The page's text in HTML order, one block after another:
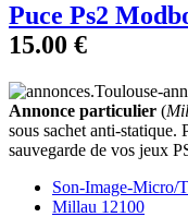
Puce Ps2
15.00 €
Annonce particulier (
sous sachet anti-statique.
sauvegarde de vos jeux
Son-Image-Micro/
Millau 12100